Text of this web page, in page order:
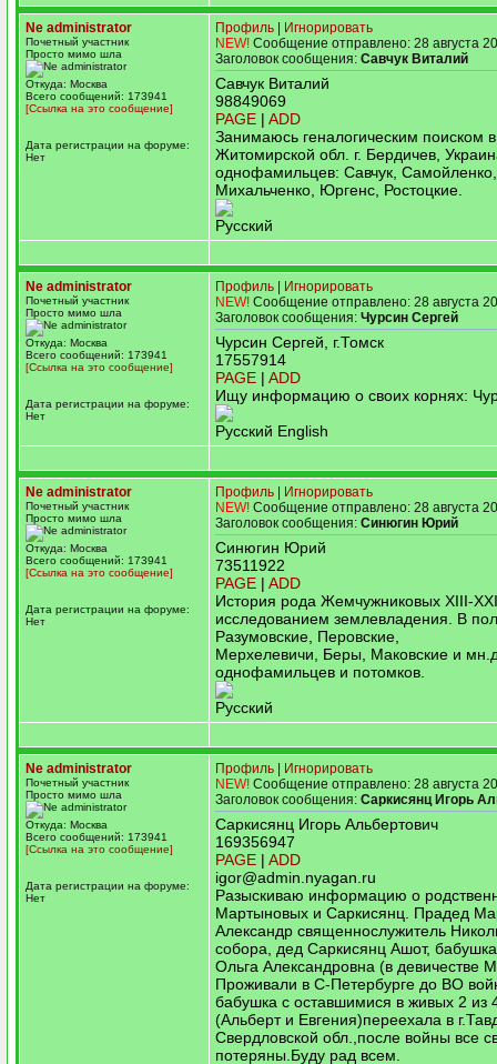
Ne administrator
Почетный участник
Просто мимо шла
Откуда: Москва
Всего сообщений: 173941
[Ссылка на это сообщение]
Дата регистрации на форуме:
Нет
Профиль
Игнорировать
NEW! Сообщение отправлено: 28 августа
Заголовок сообщения: Савчук Виталий
Савчук Виталий
98849069
PAGE | ADD
Занимаюсь геналогическим поиском в
Житомирской обл. г. Бердичев,
однофамильцев: Савчук, Самойленко,
Михальченко, Юргенс, Ростоцкие.
Русский
Ne administrator
Почетный участник
Просто мимо шла
Откуда: Москва
Всего сообщений: 173941
[Ссылка на это сообщение]
Дата регистрации на форуме:
Нет
Профиль
Игнорировать
NEW! Сообщение отправлено: 28 августа
Заголовок сообщения: Чурсин Сергей
Чурсин Сергей, г.Томск
17557914
PAGE | ADD
Ищу информацию о своих корнях:
Русский English
Ne administrator
Почетный участник
Просто мимо шла
Откуда: Москва
Всего сообщений: 173941
[Ссылка на это сообщение]
Дата регистрации на форуме:
Нет
Профиль
Игнорировать
NEW! Сообщение отправлено: 28 августа
Заголовок сообщения: Синюгин Юрий
Синюгин Юрий
73511922
PAGE | ADD
История рода Жемчужниковых XIII-
исследованием землевладения. В
Разумовские, Перовские,
Мерхелевичи, Беры, Маковские и
однофамильцев и потомков.
Русский
Ne administrator
Почетный участник
Просто мимо шла
Откуда: Москва
Всего сообщений: 173941
[Ссылка на это сообщение]
Дата регистрации на форуме:
Нет
Профиль
Игнорировать
NEW! Сообщение отправлено: 28 августа
Заголовок сообщения: Саркисянц Игорь
Саркисянц Игорь Альбертович
169356947
PAGE | ADD
igor@admin.nyagan.ru
Разыскиваю информацию о
Мартыновых и Саркисянц. Прадед
Александр священнослужитель
собора, дед Саркисянц Ашот,
Ольга Александровна (в девичестве
Проживали в С-Петербурге до ВО
бабушка с оставшимися в живых 2 из
(Альберт и Евгения)переехала в
Свердловской обл.,после войны все
потеряны.Буду рад всем.